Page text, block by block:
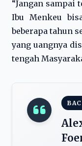
“Jangan sampai
Ibu Menkeu
beberapa tahun
yang uangnya
tengah